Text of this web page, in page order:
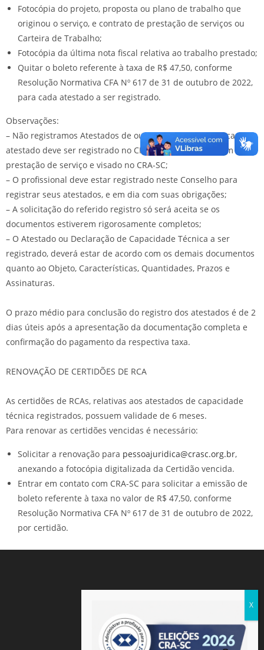
Fotocópia do projeto, proposta ou plano de trabalho que
originou o serviço, e contrato de prestação de serviços ou
Carteira de Trabalho;
Fotocópia da última nota fiscal relativa ao trabalho prestado;
Quitar o boleto referente à taxa de R$ 47,50, conforme
Resolução Normativa CFA Nº 617 de 31 de outubro de 2022,
para cada atestado a ser registrado.
Observações:
– Não registramos Atestados de outros estados. Nestes casos, o
atestado deve ser registrado no CRA do estado de origem da
prestação de serviço e visado no CRA-SC;
– O profissional deve estar registrado neste Conselho para
registrar seus atestados, e em dia com suas obrigações;
– A solicitação do referido registro só será aceita se os
documentos estiverem rigorosamente completos;
– O Atestado ou Declaração de Capacidade Técnica a ser
registrado, deverá estar de acordo com os demais documentos
quanto ao Objeto, Características, Quantidades, Prazos e
Assinaturas.
O prazo médio para conclusão do registro dos atestados é de 2
dias úteis após a apresentação da documentação completa e
confirmação do pagamento da respectiva taxa.
RENOVAÇÃO DE CERTIDÕES DE RCA
As certidões de RCAs, relativas aos atestados de capacidade
técnica registrados, possuem validade de 6 meses.
Para renovar as certidões vencidas é necessário:
Solicitar a renovação para pessoajuridica@crasc.org.br,
anexando a fotocópia digitalizada da Certidão vencida.
Entrar em contato com CRA-SC para solicitar a emissão de
boleto referente à taxa no valor de R$ 47,50, conforme
Resolução Normativa CFA Nº 617 de 31 de outubro de 2022,
por certidão.